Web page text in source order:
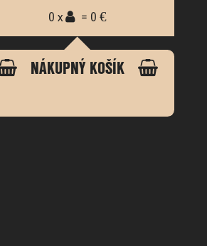
0 x = 0 €
NÁKUPNÝ KOŠÍK